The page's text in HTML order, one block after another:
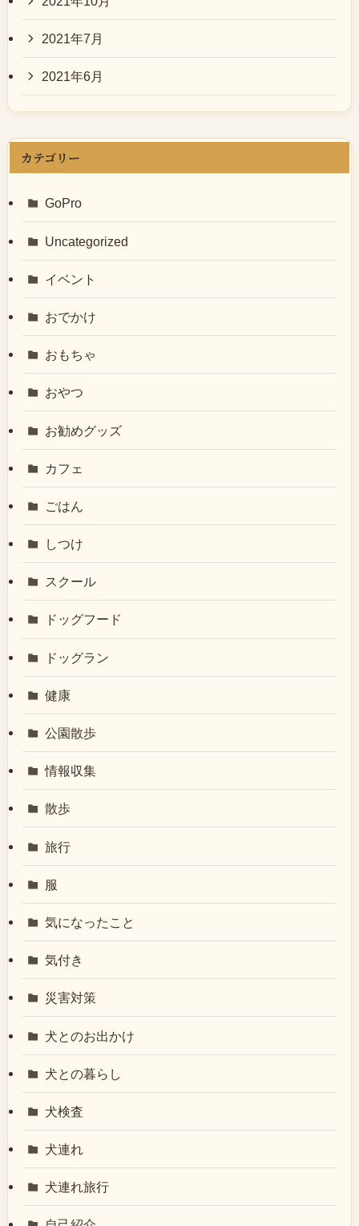
2021年7月
2021年6月
カテゴリー
GoPro
Uncategorized
イベント
おでかけ
おもちゃ
おやつ
お勧めグッズ
カフェ
ごはん
しつけ
スクール
ドッグフード
ドッグラン
健康
公園散歩
情報収集
散歩
旅行
服
気になったこと
気付き
災害対策
犬とのお出かけ
犬との暮らし
犬検査
犬連れ
犬連れ旅行